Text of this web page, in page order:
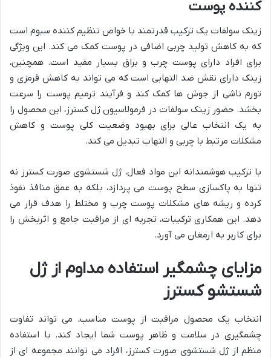
کننده پوست
زینک سولفات یک ترکیب قدرتمند با خواص تنظیم کننده سبوم است
که به کاهش تولید چربی اضافی در پوست کمک می کند. این ویژگی
برای افراد دارای پوست چرب و براق بسیار مفید است. همچنین،
زینک دارای نقش ضد التهابی است که می تواند به کاهش قرمزی و
تورم ناشی از جوش ها کمک کند و فرآیند ترمیم پوست را سرعت
بخشد. حضور زینک سولفات در فرمولاسیون ژل کسترز، این محصول را
به یک انتخاب عالی برای بهبود وضعیت کلی پوست و کاهش
مشکلات مرتبط با چربی و التهاب تبدیل می کند.
با ترکیب هوشمندانه این مواد فعال، ژل شستشوی صورت کسترز نه
تنها به پاکسازی سطح پوست می پردازد، بلکه به عمق منافذ نفوذ
کرده و ریشه های مشکلات پوست چرب و مختلط را هدف قرار می
دهد. این همکاری ترکیبات، تجربه ای از مراقبت جامع و اثربخش را
برای کاربر به ارمغان می آورد.
مزایای چشمگیر استفاده مداوم از ژل
شستشو کسترز
انتخاب یک محصول مراقبت از پوست مناسب، می تواند تفاوت
چشمگیری در سلامت و ظاهر پوست شما ایجاد کند. با استفاده
منظم از ژل شستشوی صورت کسترز، افراد می توانند مجموعه ای از